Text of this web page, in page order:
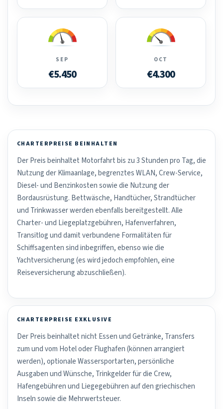
SEP
€5.450
OCT
€4.300
CHARTERPREISE BEINHALTEN
Der Preis beinhaltet Motorfahrt bis zu 3 Stunden pro Tag, die
Nutzung der Klimaanlage, begrenztes WLAN, Crew-Service,
Diesel- und Benzinkosten sowie die Nutzung der
Bordausrüstung. Bettwäsche, Handtücher, Strandtücher
und Trinkwasser werden ebenfalls bereitgestellt. Alle
Charter- und Liegeplatzgebühren, Hafenverfahren,
Transitlog und damit verbundene Formalitäten für
Schiffsagenten sind inbegriffen, ebenso wie die
Yachtversicherung (es wird jedoch empfohlen, eine
Reiseversicherung abzuschließen).
CHARTERPREISE EXKLUSIVE
Der Preis beinhaltet nicht Essen und Getränke, Transfers
zum und vom Hotel oder Flughafen (können arrangiert
werden), optionale Wassersportarten, persönliche
Ausgaben und Wünsche, Trinkgelder für die Crew,
Hafengebühren und Liegegebühren auf den griechischen
Inseln sowie die Mehrwertsteuer.